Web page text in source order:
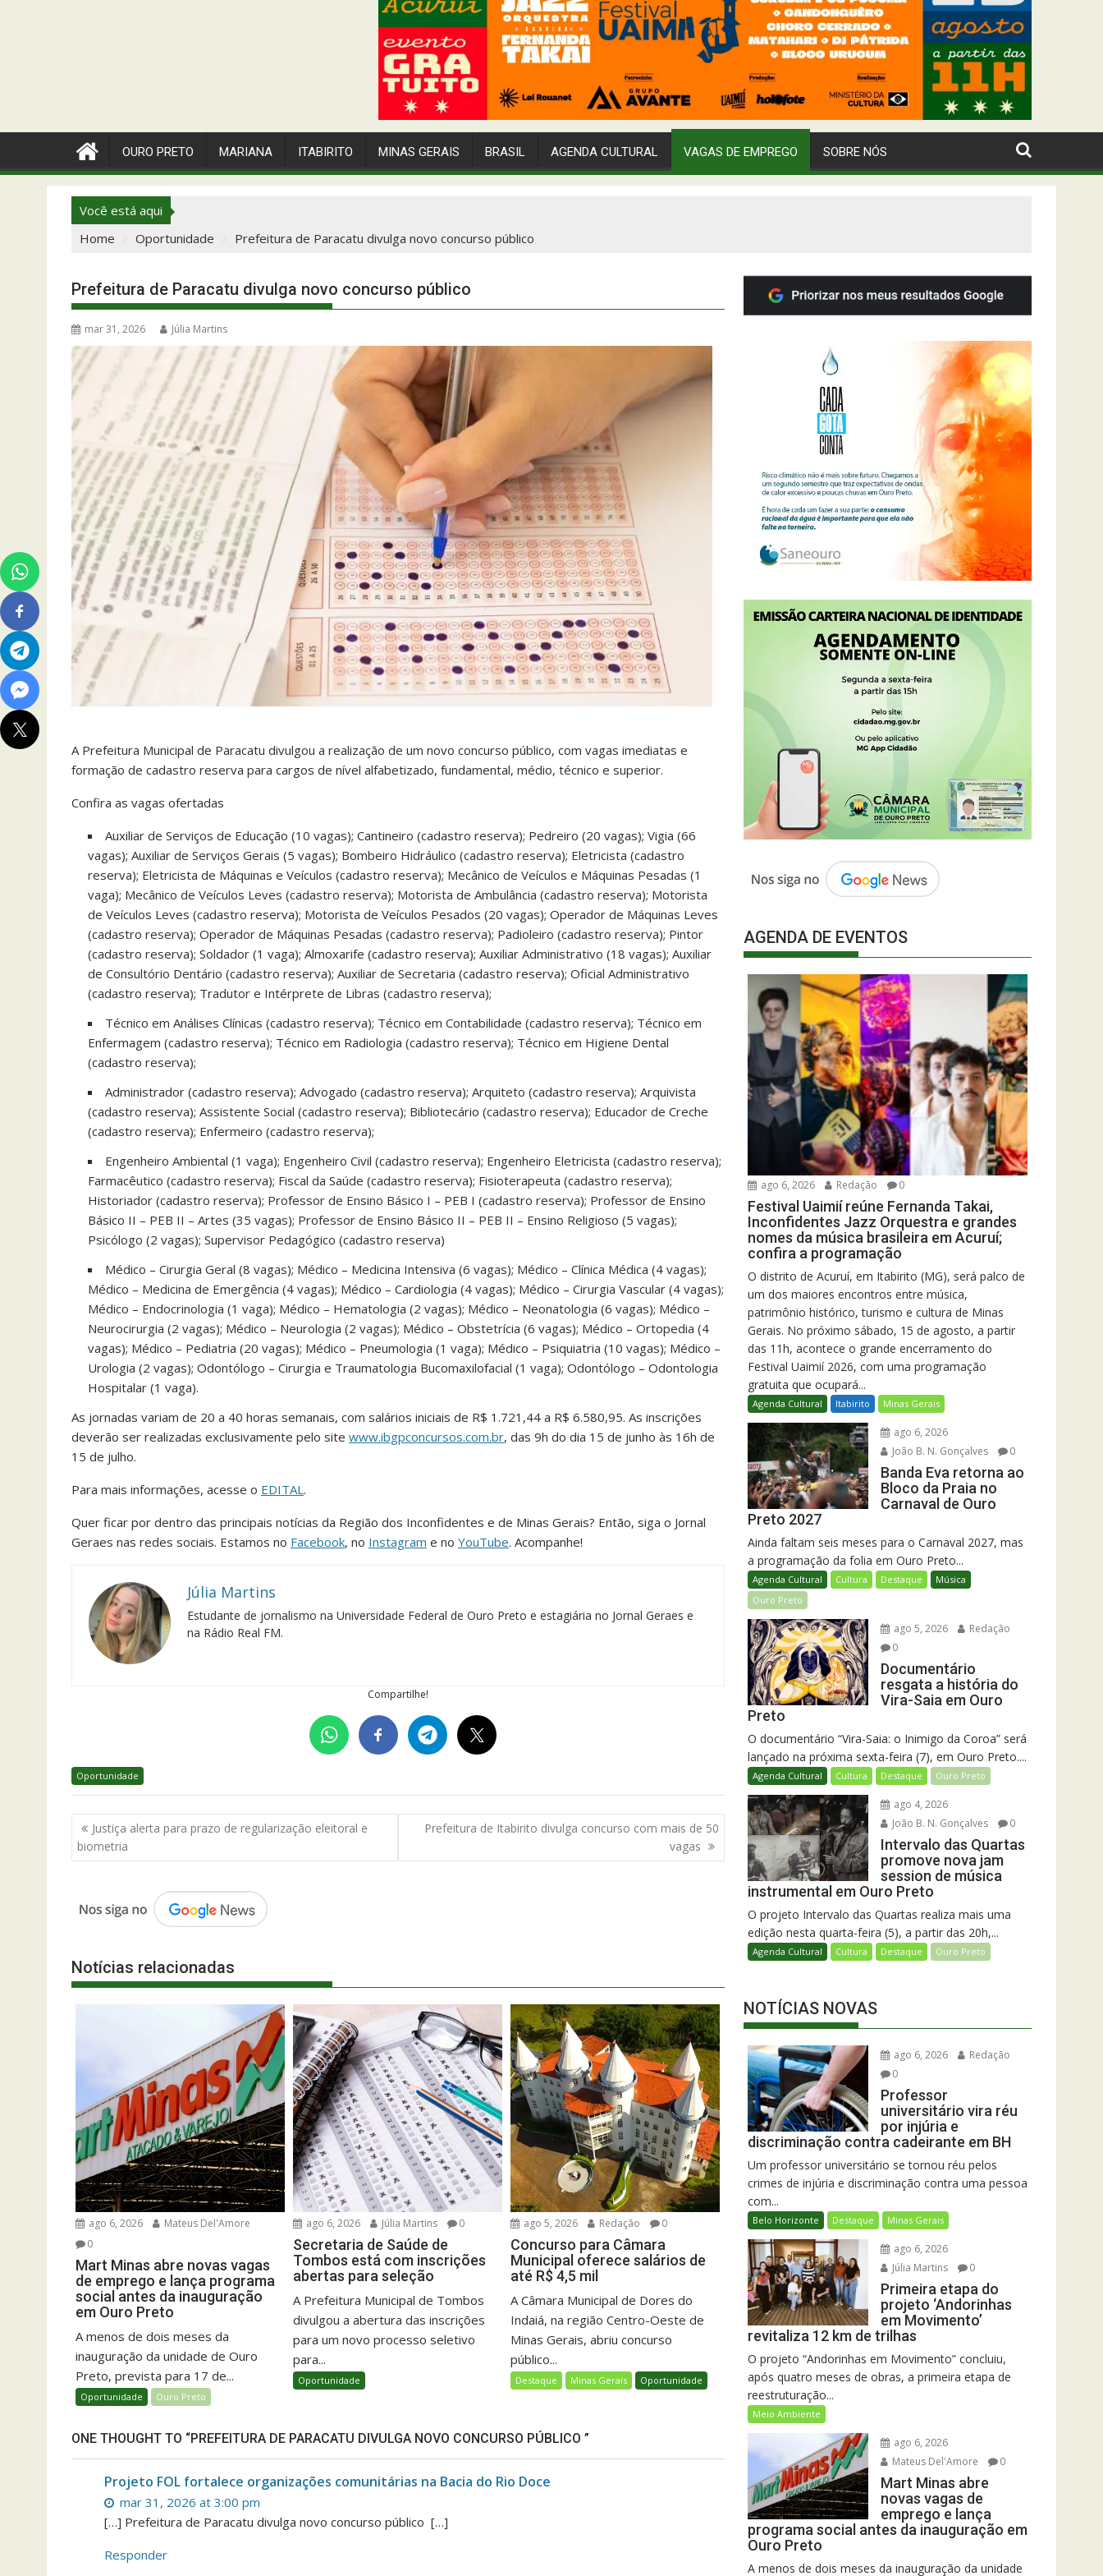
OURO PRETO MARIANA ITABIRITO MINAS GERAIS BRASIL AGENDA CULTURAL VAGAS DE EMPREGO SOBRE NÓS
Você está aqui
Home
Oportunidade Prefeitura de Paracatu divulga novo concurso público
Prefeitura de Paracatu divulga novo concurso público
mar 31, 2026 Júlia Martins
A Prefeitura Municipal de Paracatu divulgou a realização de um novo concurso público, com vagas imediatas e
formação de cadastro reserva para cargos de nível alfabetizado, fundamental, médio, técnico e superior.
Confira as vagas ofertadas
Auxiliar de Serviços de Educação (10 vagas); Cantineiro (cadastro reserva); Pedreiro (20 vagas); Vigia (66
vagas); Auxiliar de Serviços Gerais (5 vagas); Bombeiro Hidráulico (cadastro reserva); Eletricista (cadastro
reserva); Eletricista de Máquinas e Veículos (cadastro reserva); Mecânico de Veículos e Máquinas Pesadas (1
vaga); Mecânico de Veículos Leves (cadastro reserva); Motorista de Ambulância (cadastro reserva); Motorista
de Veículos Leves (cadastro reserva); Motorista de Veículos Pesados (20 vagas); Operador de Máquinas Leves
(cadastro reserva); Operador de Máquinas Pesadas (cadastro reserva); Padioleiro (cadastro reserva); Pintor
(cadastro reserva); Soldador (1 vaga); Almoxarife (cadastro reserva); Auxiliar Administrativo (18 vagas); Auxiliar
de Consultório Dentário (cadastro reserva); Auxiliar de Secretaria (cadastro reserva); Oficial Administrativo
(cadastro reserva); Tradutor e Intérprete de Libras (cadastro reserva);
Técnico em Análises Clínicas (cadastro reserva); Técnico em Contabilidade (cadastro reserva); Técnico em
Enfermagem (cadastro reserva); Técnico em Radiologia (cadastro reserva); Técnico em Higiene Dental
(cadastro reserva);
Administrador (cadastro reserva); Advogado (cadastro reserva); Arquiteto (cadastro reserva); Arquivista
(cadastro reserva); Assistente Social (cadastro reserva); Bibliotecário (cadastro reserva); Educador de Creche
(cadastro reserva); Enfermeiro (cadastro reserva);
Engenheiro Ambiental (1 vaga); Engenheiro Civil (cadastro reserva); Engenheiro Eletricista (cadastro reserva);
Farmacêutico (cadastro reserva); Fiscal da Saúde (cadastro reserva); Fisioterapeuta (cadastro reserva);
Historiador (cadastro reserva); Professor de Ensino Básico I – PEB I (cadastro reserva); Professor de Ensino
Básico II – PEB II – Artes (35 vagas); Professor de Ensino Básico II – PEB II – Ensino Religioso (5 vagas);
Psicólogo (2 vagas); Supervisor Pedagógico (cadastro reserva)
Médico – Cirurgia Geral (8 vagas); Médico – Medicina Intensiva (6 vagas); Médico – Clínica Médica (4 vagas);
Médico – Medicina de Emergência (4 vagas); Médico – Cardiologia (4 vagas); Médico – Cirurgia Vascular (4 vagas);
Médico – Endocrinologia (1 vaga); Médico – Hematologia (2 vagas); Médico – Neonatologia (6 vagas); Médico –
Neurocirurgia (2 vagas); Médico – Neurologia (2 vagas); Médico – Obstetrícia (6 vagas); Médico – Ortopedia (4
vagas); Médico – Pediatria (20 vagas); Médico – Pneumologia (1 vaga); Médico – Psiquiatria (10 vagas); Médico –
Urologia (2 vagas); Odontólogo – Cirurgia e Traumatologia Bucomaxilofacial (1 vaga); Odontólogo – Odontologia
Hospitalar (1 vaga).
As jornadas variam de 20 a 40 horas semanais, com salários iniciais de R$ 1.721,44 a R$ 6.580,95. As inscrições
deverão ser realizadas exclusivamente pelo site www.ibgpconcursos.com.br, das 9h do dia 15 de junho às 16h de
15 de julho.
Para mais informações, acesse o EDITAL .
Quer ficar por dentro das principais notícias da Região dos Inconfidentes e de Minas Gerais? Então, siga o Jornal
Geraes nas redes sociais. Estamos no Facebook, no Instagram e no YouTube. Acompanhe!
Júlia Martins
Estudante de jornalismo na Universidade Federal de Ouro Preto e estagiária no Jornal Geraes e
na Rádio Real FM.
Compartilhe!
Oportunidade
Navegação
de
Post
Justiça alerta para prazo de regularização eleitoral e
biometria
Prefeitura de Itabirito divulga concurso com mais de 50
vagas
Notícias relacionadas
ago 6, 2026
Mateus Del'Amore
0
Mart Minas abre novas vagas
de emprego e lança programa
social antes da inauguração
em Ouro Preto
A menos de dois meses da
inauguração da unidade de Ouro
Preto, prevista para 17 de...
Oportunidade Ouro Preto
ago 6, 2026 Júlia Martins 0
Secretaria de Saúde de
Tombos está com inscrições
abertas para seleção
A Prefeitura Municipal de Tombos
divulgou a abertura das inscrições
para um novo processo seletivo
para...
Oportunidade
ago 5, 2026 Redação 0
Concurso para Câmara
Municipal oferece salários de
até R$ 4,5 mil
A Câmara Municipal de Dores do
Indaiá, na região Centro-Oeste de
Minas Gerais, abriu concurso
público...
Destaque Minas Gerais Oportunidade
ONE THOUGHT TO “PREFEITURA DE PARACATU DIVULGA NOVO CONCURSO PÚBLICO ”
Projeto FOL fortalece organizações comunitárias na Bacia do Rio Doce
mar 31, 2026 at 3:00 pm
[…] Prefeitura de Paracatu divulga novo concurso público […]
Responder
AGENDA DE EVENTOS
ago 6, 2026 Redação 0
Festival Uaimií reúne Fernanda Takai,
Inconfidentes Jazz Orquestra e grandes
nomes da música brasileira em Acuruí;
confira a programação
O distrito de Acuruí, em Itabirito (MG), será palco de
um dos maiores encontros entre música,
patrimônio histórico, turismo e cultura de Minas
Gerais. No próximo sábado, 15 de agosto, a partir
das 11h, acontece o grande encerramento do
Festival Uaimií 2026, com uma programação
gratuita que ocupará...
Agenda Cultural Itabirito Minas Gerais
ago 6, 2026
João B. N. Gonçalves
0
Banda Eva retorna ao
Bloco da Praia no
Carnaval de Ouro
Preto 2027
Ainda faltam seis meses para o Carnaval 2027, mas
a programação da folia em Ouro Preto...
Agenda Cultural Cultura Destaque
Música
Ouro Preto
ago 5, 2026
Redação
0
Documentário
resgata a história do
Vira-Saia em Ouro
Preto
O documentário “Vira-Saia: o Inimigo da Coroa” será
lançado na próxima sexta-feira (7), em Ouro Preto....
Agenda Cultural Cultura Destaque Ouro Preto
ago 4, 2026
João B. N. Gonçalves
0
Intervalo das Quartas
promove nova jam
session de música
instrumental em Ouro Preto
O projeto Intervalo das Quartas realiza mais uma
edição nesta quarta-feira (5), a partir das 20h,...
Agenda Cultural Cultura Destaque Ouro Preto
NOTÍCIAS NOVAS
ago 6, 2026
Redação
0
Professor
universitário vira réu
por injúria e
discriminação contra cadeirante em BH
Um professor universitário se tornou réu pelos
crimes de injúria e discriminação contra uma pessoa
com...
Belo Horizonte Destaque Minas Gerais
ago 6, 2026
Júlia Martins
0
Primeira etapa do
projeto ‘Andorinhas
em Movimento’
revitaliza 12 km de trilhas
O projeto “Andorinhas em Movimento” concluiu,
após quatro meses de obras, a primeira etapa de
reestruturação...
Meio Ambiente
ago 6, 2026
Mateus Del'Amore
0
Mart Minas abre
novas vagas de
emprego e lança
programa social antes da inauguração em
Ouro Preto
A menos de dois meses da inauguração da unidade